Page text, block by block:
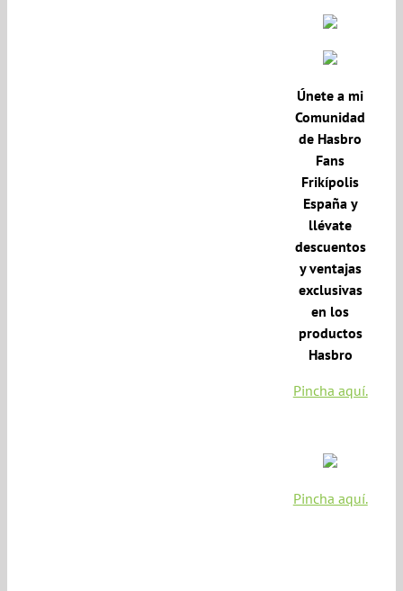
Únete a mi
Comunidad
de Hasbro
Fans
Frikípolis
España y
llévate
descuentos
y ventajas
exclusivas
en los
productos
Hasbro
Pincha aquí.
Pincha aquí.